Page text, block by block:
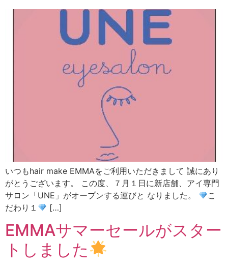
いつもhair make EMMAをご利用いただきまして 誠にあり
がとうございます。 この度、７月１日に新店舗、アイ専門
サロン「UNE」がオープンする運びと なりました。
こ
だわり１
[…]
EMMAサマーセールがスター
トしました